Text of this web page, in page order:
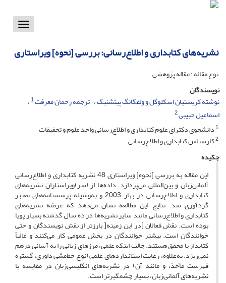
Toggle
نشریه‌های کتابداری و اطلاع‌رسانی: بررسی [نحوه] ویراستاری
نوع مقاله : مقاله پژوهشی
نویسندگان
نوشته کریستیان اسکلوگل و ولفگانگ پیتشنیگ ترجمه رحمان معرفت1
اسماعیل حبیبی2
1دانشجوی دکترای علوم کتابداری و اطلاع‌رسانی واحد علوم و تحقیقات
2کارشناس کتابداری و اطلاع‌رسانی
چکیده
این مقاله به بررسی ]نحوه[ ویراستاری 48 نشریه کتابداری و اطلاع‌رسانی
آلمانی‌زبان و بین‌المللی می‌پردازد. داده‌ها از (سر)ویراستاران نشریه‌های
کتابداری و اطلاع‌رسانی در بهار 2003 و به‌وسیله پرسشنامه‌های معتبر
گردآوری شد. نتایج این مطالعه نشان می‌دهد که عرضه نشریه‌های
کتابداری و اطلاع‌رسانی مانند سایر نشریه‌ها در ده سال گذشته بسیار پویا
بوده است. نقش فعالان ]در این زمینه[ بارزتر از نقش نویسندگان و حتی
خوانندگان است. بیشتر خوانندگان در بخش عمومی کار می‌کنند و غالباً
کتابدار یا محقق هستند. جالب اینکه علمی، مرزهای زبانی را به آسانی درهم
نمی‌‌ریزد. به‌علاوه، رعایت استانداردهای علمی (نوع خط‌مشی داوری، گستره
فهرست مآخذ، و مانند آن) در نشریه‌های انگلیسی‌زبان در مقایسه با
نشریه‌های آلمانی‌زبان، بسیار چشمگیرتر است.